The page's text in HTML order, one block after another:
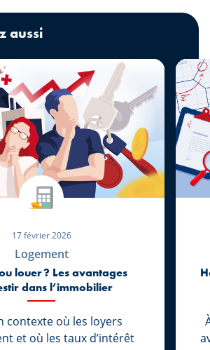
aussi
17 février 2026
Logement
louer ? Les avantages
dans l’immobilier
contexte où les loyers
et où les taux d’intérêt